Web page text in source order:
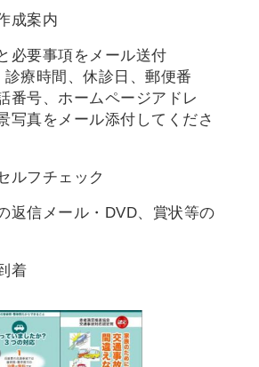
成案内
必要事項をメール送付
療時間、休診日、郵便番
番号、ホームページアドレ
写真をメール添付してくださ
ルフチェック
返信メール・DVD、賞状等の
着